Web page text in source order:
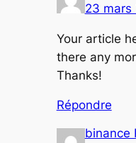
23 mars
Your article
there any
Thanks!
Répondre
binance